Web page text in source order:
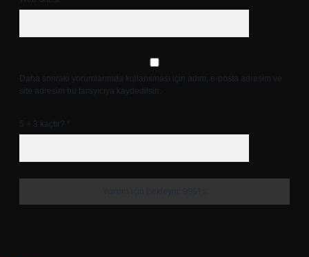
Daha sonraki yorumlarımda kullanılması için adım, e-posta adresim ve
site adresim bu tarayıcıya kaydedilsin.
5 + 3 kaçtır? *